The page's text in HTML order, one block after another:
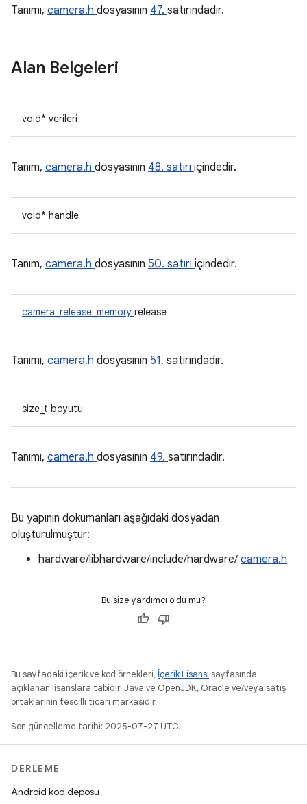
Tanımı, camera.h dosyasının 47. satırındadır.
Alan Belgeleri
void* verileri
Tanım, camera.h dosyasının 48. satırı içindedir.
void* handle
Tanım, camera.h dosyasının 50. satırı içindedir.
camera_release_memory release
Tanımı, camera.h dosyasının 51. satırındadır.
size_t boyutu
Tanımı, camera.h dosyasının 49. satırındadır.
Bu yapının dokümanları aşağıdaki dosyadan
oluşturulmuştur:
hardware/libhardware/include/hardware/ camera.h
Bu size yardımcı oldu mu?
Bu sayfadaki içerik ve kod örnekleri, İçerik Lisansı sayfasında
açıklanan lisanslara tabidir. Java ve OpenJDK, Oracle ve/veya satış
ortaklarının tescilli ticari markasıdır.
Son güncelleme tarihi: 2025-07-27 UTC.
DERLEME
Android kod deposu